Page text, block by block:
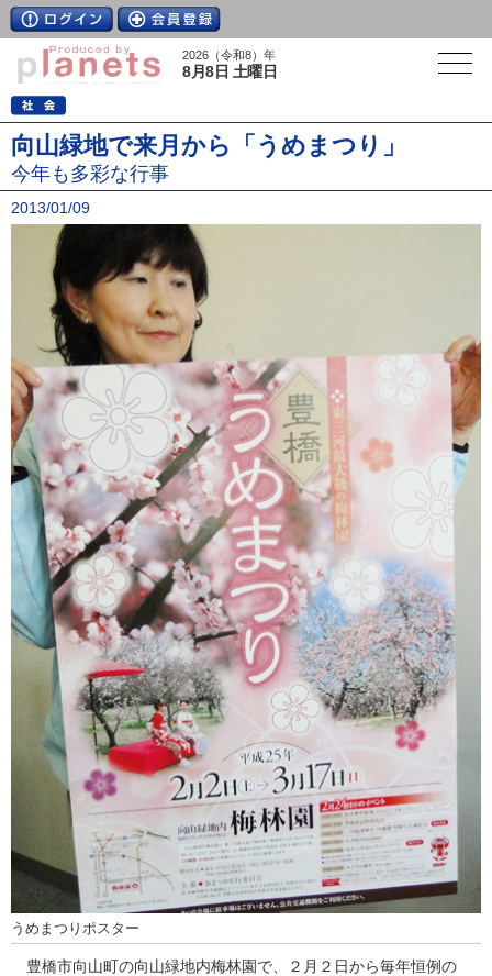
2026（令和8）年
8月8日 土曜日
向山緑地で来月から「うめまつり」
今年も多彩な行事
2013/01/09
うめまつりポスター
豊橋市向山町の向山緑地内梅林園で、２月２日から毎年恒例の